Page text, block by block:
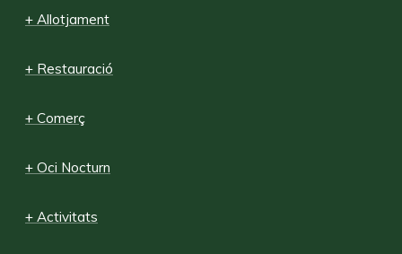
+ Allotjament
+ Restauració
+ Comerç
+ Oci Nocturn
+ Activitats